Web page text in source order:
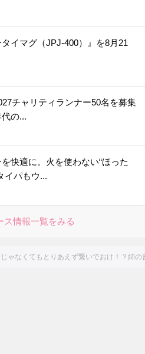
タイマグ（JPJ-400）』を8月21
チャリティランナー50名を募集
の...
快適に。火を使わない“ほった
イパもウ...
ス情報一覧をみる
ゃなくてもとりあえず繋いでおけ！？姉